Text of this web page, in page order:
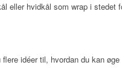
eller hvidkål som wrap i stedet
flere idéer til, hvordan du kan